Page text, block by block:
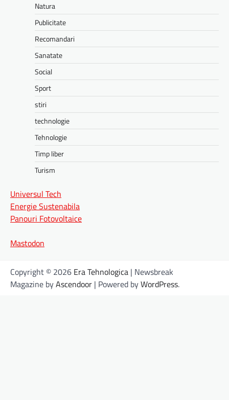
Natura
Publicitate
Recomandari
Sanatate
Social
Sport
stiri
technologie
Tehnologie
Timp liber
Turism
Universul Tech
Energie Sustenabila
Panouri Fotovoltaice
Mastodon
Copyright © 2026 Era Tehnologica | Newsbreak
Magazine byAscendoor | Powered byWordPress.